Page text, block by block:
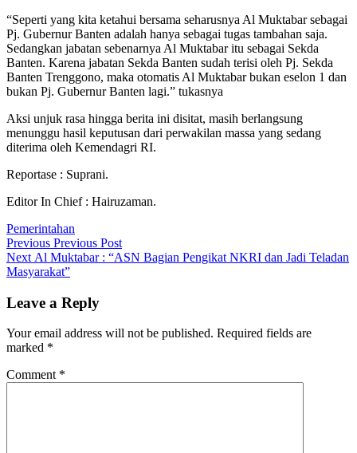
“Seperti yang kita ketahui bersama seharusnya Al Muktabar sebagai
Pj. Gubernur Banten adalah hanya sebagai tugas tambahan saja.
Sedangkan jabatan sebenarnya Al Muktabar itu sebagai Sekda
Banten. Karena jabatan Sekda Banten sudah terisi oleh Pj. Sekda
Banten Trenggono, maka otomatis Al Muktabar bukan eselon 1 dan
bukan Pj. Gubernur Banten lagi.” tukasnya
Aksi unjuk rasa hingga berita ini disitat, masih berlangsung
menunggu hasil keputusan dari perwakilan massa yang sedang
diterima oleh Kemendagri RI.
Reportase : Suprani.
Editor In Chief : Hairuzaman.
Pemerintahan
Post
navigation
Previous Previous
post:
Previous Post
Next Next
post:
Al Muktabar : “ASN Bagian Pengikat NKRI dan Jadi Teladan
Masyarakat”
Leave a Reply
Your email address will not be published. Required fields are
marked *
Comment *